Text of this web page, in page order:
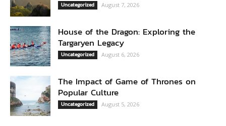
Uncategorized August 7, 2026
House of the Dragon: Exploring the
Targaryen Legacy
Uncategorized August 6, 2026
The Impact of Game of Thrones on
Popular Culture
Uncategorized August 5, 2026